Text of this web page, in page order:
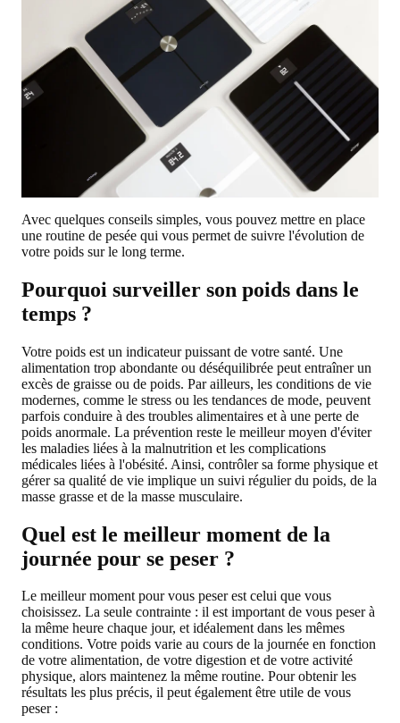
Avec quelques conseils simples, vous pouvez mettre en place
une routine de pesée qui vous permet de suivre l'évolution de
votre poids sur le long terme.
Pourquoi surveiller son poids dans le
temps ?
Votre poids est un indicateur puissant de votre santé. Une
alimentation trop abondante ou déséquilibrée peut entraîner un
excès de graisse ou de poids. Par ailleurs, les conditions de vie
modernes, comme le stress ou les tendances de mode, peuvent
parfois conduire à des troubles alimentaires et à une perte de
poids anormale. La prévention reste le meilleur moyen d'éviter
les maladies liées à la malnutrition et les complications
médicales liées à l'obésité. Ainsi, contrôler sa forme physique et
gérer sa qualité de vie implique un suivi régulier du poids, de la
masse grasse et de la masse musculaire.
Quel est le meilleur moment de la
journée pour se peser ?
Le meilleur moment pour vous peser est celui que vous
choisissez. La seule contrainte : il est important de vous peser à
la même heure chaque jour, et idéalement dans les mêmes
conditions. Votre poids varie au cours de la journée en fonction
de votre alimentation, de votre digestion et de votre activité
physique, alors maintenez la même routine. Pour obtenir les
résultats les plus précis, il peut également être utile de vous
peser :